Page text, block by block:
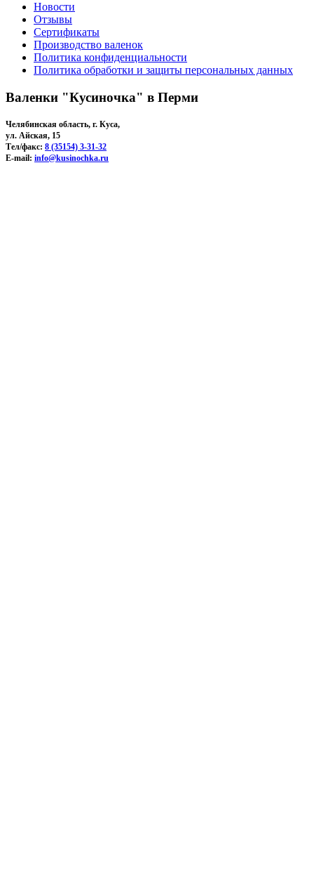
Новости
Отзывы
Сертификаты
Производство валенок
Политика конфиденциальности
Политика обработки и защиты персональных данных
Валенки "Кусиночка" в Перми
Челябинская область, г. Куса,
ул. Айская, 15
Тел/факс: 8 (35154) 3-31-32
E-mail: info@kusinochka.ru